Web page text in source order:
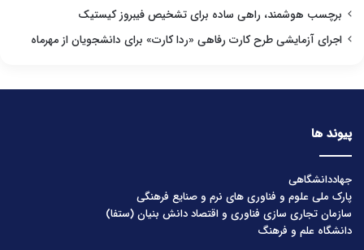
برچسب هوشمند، راهی ساده برای تشخیص فیبروز کیستیک
اجرای آزمایشی طرح کارت رفاهی «ردا کارت» برای دانشجویان از مهرماه
پیوند ها
جهاددانشگاهی
پارک ملی علوم و فناوری های نرم و صنایع فرهنگی
سازمان تجاری سازی فناوری و اقتصاد دانش بنیان (ستفا)
دانشگاه علم و فرهنگ